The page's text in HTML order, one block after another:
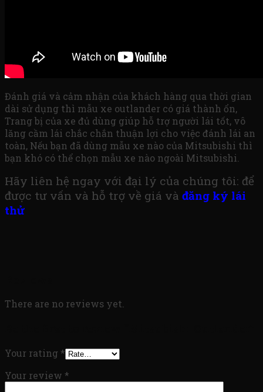
Đánh giá và cảm nhận của khách hàng qua thời gian
dài sử dụng thì mẫu xe outlander có giá thành ổn,
Trang bị của xe đủ dùng giúp hỗ trợ người lái tốt, vô
lăng cầm lái chắc chắn thuận lợi cho việc đánh lái an
toàn, Nếu bạn đã dùng mẫu xe nào của Mitsubishi thì
bạn khó có thể chọn mẫu xe nào ngoài Mitsubishi.
Hãy liên hệ ngay với đại lý của chúng tôi: để
được tư vấn và hỗ trợ về giá và đăng ký lái
thử
There are no reviews yet.
Your rating*
Your review *